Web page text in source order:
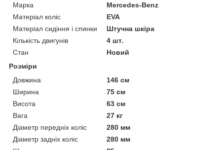
Марка
Mercedes-Benz
Матеріал коліс
EVA
Матеріал сидіння і спинки
Штучна шкіра
Кількість двигунів
4 шт.
Стан
Новий
Розміри
Довжина
146 см
Ширина
75 см
Висота
63 см
Вага
27 кг
Діаметр передніх коліс
280 мм
Діаметр задніх коліс
280 мм